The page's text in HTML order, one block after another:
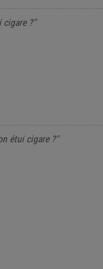
cigare ?"
étui cigare ?"